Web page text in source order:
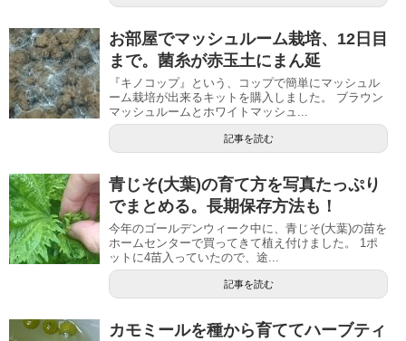
お部屋でマッシュルーム栽培、12日目
まで。菌糸が赤玉土にまん延
『キノコップ』という、コップで簡単にマッシュル
ーム栽培が出来るキットを購入しました。 ブラウン
マッシュルームとホワイトマッシュ...
記事を読む
青じそ(大葉)の育て方を写真たっぷり
でまとめる。長期保存方法も！
今年のゴールデンウィーク中に、青じそ(大葉)の苗を
ホームセンターで買ってきて植え付けました。 1ポ
ットに4苗入っていたので、途...
記事を読む
カモミールを種から育ててハーブティ